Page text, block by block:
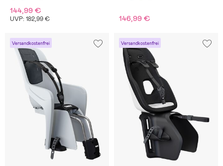
144,99 €
UVP: 182,99 € 146,99 €
Versandkostenfrei Versandkostenfrei